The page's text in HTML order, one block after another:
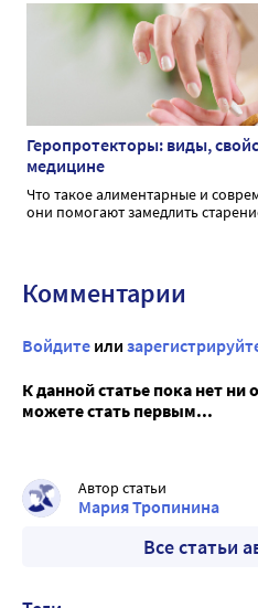
Геропротекторы: виды,
медицине
Что такое алиментарные и
они помогают замедлить
Комментарии
Войдите или
К данной статье пока нет
можете стать первым...
Автор статьи
Мария Тропинина
Все статьи